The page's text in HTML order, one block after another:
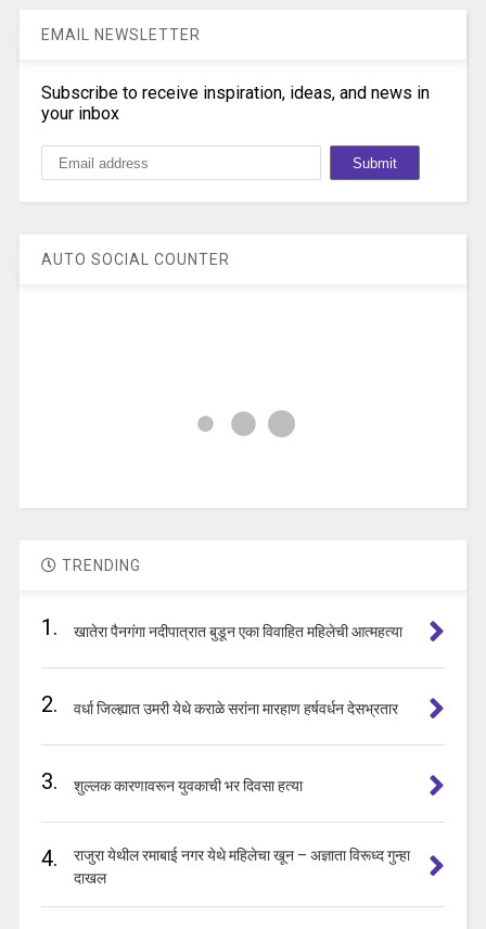
EMAIL NEWSLETTER
Subscribe to receive inspiration, ideas, and news in
your inbox
AUTO SOCIAL COUNTER
TRENDING
1. खातेरा पैनगंगा नदीपात्रात बुडून एका विवाहित महिलेची आत्महत्या
2. वर्धा जिल्ह्यात उमरी येथे कराळे सरांना मारहाण हर्षवर्धन देसभ्रतार
3. शुल्लक कारणावरून युवकाची भर दिवसा हत्या
4.
राजुरा येथील रमाबाई नगर येथे महिलेचा खून – अज्ञाता विरूध्द गुन्हा
दाखल